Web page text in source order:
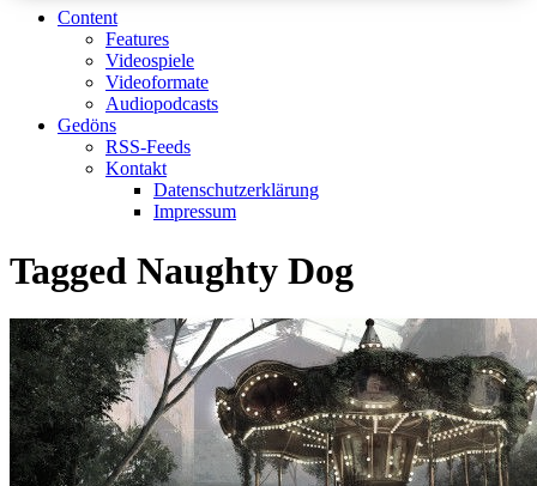
Content
Features
Videospiele
Videoformate
Audiopodcasts
Gedöns
RSS-Feeds
Kontakt
Datenschutzerklärung
Impressum
Tagged Naughty Dog